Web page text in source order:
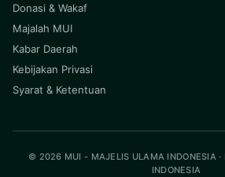
Donasi & Wakaf
Majalah MUI
Kabar Daerah
Kebijakan Privasi
Syarat & Ketentuan
© 2026 MUI - MAJELIS ULAMA INDONESIA
INDONESIA